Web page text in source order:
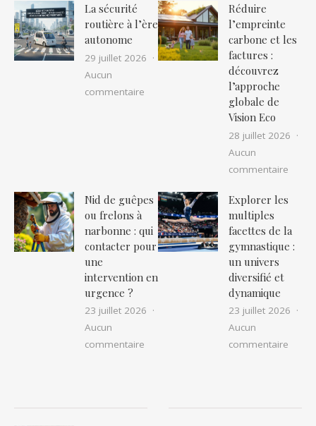
La sécurité
routière à l’ère
autonome
29 juillet 2026
Aucun
commentaire sur La sécurité routière à l’ère
Réduire
l’empreinte
carbone et les
factures :
découvrez
l’approche
globale de
Vision Eco
28 juillet 2026
Aucun
commentaire
Nid de guêpes
ou frelons à
narbonne : qui
contacter pour
une
intervention en
urgence ?
23 juillet 2026
Aucun
commentaire sur Nid de guêpes ou frelons à
Explorer les
multiples
facettes de la
gymnastique :
un univers
diversifié et
dynamique
23 juillet 2026
Aucun
commentaire